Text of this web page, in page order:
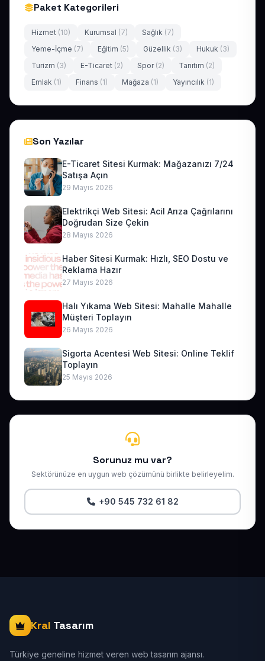
Paket Kategorileri
Hizmet (10) Kurumsal (7) Sağlık (7)
Yeme-İçme (7) Eğitim (5) Güzellik (3) Hukuk (3)
Turizm (3) E-Ticaret (2) Spor (2) Tanıtım (2)
Emlak (1) Finans (1) Mağaza (1) Yayıncılık (1)
Son Yazılar
E-Ticaret Sitesi Kurmak: Mağazanızı 7/24
Satışa Açın
29 Mayıs 2026
Elektrikçi Web Sitesi: Acil Arıza Çağrılarını
Doğrudan Size Çekin
28 Mayıs 2026
Haber Sitesi Kurmak: Hızlı, SEO Dostu ve
Reklama Hazır
27 Mayıs 2026
Halı Yıkama Web Sitesi: Mahalle Mahalle
Müşteri Toplayın
26 Mayıs 2026
Sigorta Acentesi Web Sitesi: Online Teklif
Toplayın
25 Mayıs 2026
Sorunuz mu var?
Sektörünüze en uygun web çözümünü birlikte belirleyelim.
+90 545 732 61 82
Kral Tasarım
Türkiye geneline hizmet veren web tasarım ajansı.